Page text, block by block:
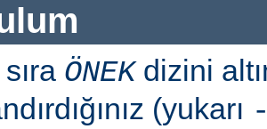
ÖNEKdizini
(yukarı